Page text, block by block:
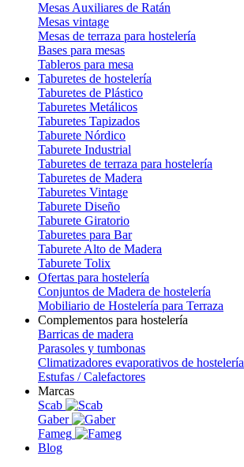
Mesas Auxiliares de Ratán
Mesas vintage
Mesas de terraza para hostelería
Bases para mesas
Tableros para mesa
Taburetes de hostelería
Taburetes de Plástico
Taburetes Metálicos
Taburetes Tapizados
Taburete Nórdico
Taburete Industrial
Taburetes de terraza para hostelería
Taburetes de Madera
Taburetes Vintage
Taburete Diseño
Taburete Giratorio
Taburetes para Bar
Taburete Alto de Madera
Taburete Tolix
Ofertas para hostelería
Conjuntos de Madera de hostelería
Mobiliario de Hostelería para Terraza
Complementos para hostelería
Barricas de madera
Parasoles y tumbonas
Climatizadores evaporativos de hostelería
Estufas / Calefactores
Marcas
Scab
Gaber
Fameg
Blog